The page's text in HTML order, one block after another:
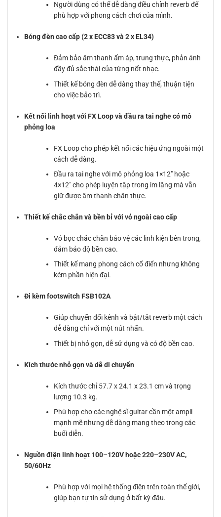
Người dùng có thể dễ dàng điều chỉnh reverb để
phù hợp với phong cách chơi của mình.
Bóng đèn cao cấp (2 x ECC83 và 2 x EL34)
Đảm bảo âm thanh ấm áp, trung thực, phản ánh
đầy đủ sắc thái của từng nốt nhạc.
Thiết kế bóng đèn dễ dàng thay thế, thuận tiện
cho việc bảo trì.
Kết nối linh hoạt với FX Loop và đầu ra tai nghe có mô
phỏng loa
FX Loop cho phép kết nối các hiệu ứng ngoài một
cách dễ dàng.
Đầu ra tai nghe với mô phỏng loa 1×12″ hoặc
4×12″ cho phép luyện tập trong im lặng mà vẫn
giữ được âm thanh chân thực.
Thiết kế chắc chắn và bền bỉ với vỏ ngoài cao cấp
Vỏ bọc chắc chắn bảo vệ các linh kiện bên trong,
đảm bảo độ bền cao.
Thiết kế mang phong cách cổ điển nhưng không
kém phần hiện đại.
Đi kèm footswitch FSB102A
Giúp chuyển đổi kênh và bật/tắt reverb một cách
dễ dàng chỉ với một nút nhấn.
Thiết bị nhỏ gọn, dễ sử dụng và có độ bền cao.
Kích thước nhỏ gọn và dễ di chuyển
Kích thước chỉ 57.7 x 24.1 x 23.1 cm và trọng
lượng 10.3 kg.
Phù hợp cho các nghệ sĩ guitar cần một ampli
mạnh mẽ nhưng dễ dàng mang theo trong các
buổi diễn.
Nguồn điện linh hoạt 100–120V hoặc 220–230V AC,
50/60Hz
Phù hợp với mọi hệ thống điện trên toàn thế giới,
giúp bạn tự tin sử dụng ở bất kỳ đâu.